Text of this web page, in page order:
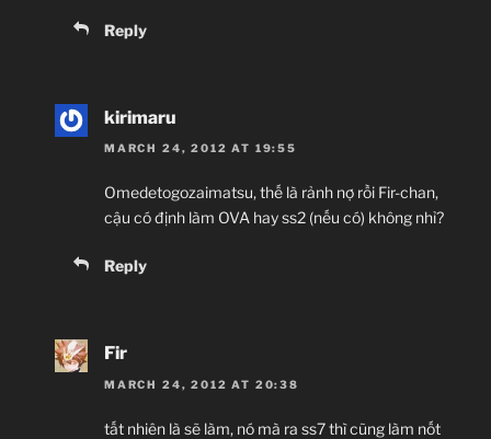
Reply
kirimaru
MARCH 24, 2012 AT 19:55
Omedetogozaimatsu, thế là rảnh nợ rồi Fir-chan,
cậu có định làm OVA hay ss2 (nếu có) không nhỉ?
Reply
Fir
MARCH 24, 2012 AT 20:38
tất nhiên là sẽ làm, nó mà ra ss7 thì cũng làm nốt